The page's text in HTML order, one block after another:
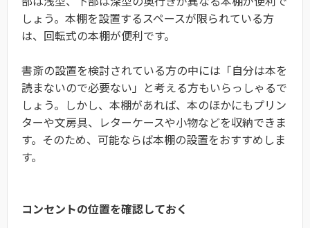
しょう。本棚を設置するスペースが限られている方
は、回転式の本棚が便利です。
書斎の設置を検討されている方の中には「自分は本を
読まないので必要ない」と考える方もいらっしゃるで
しょう。しかし、本棚があれば、本のほかにもプリン
ターや文房具、レターケースや小物などを収納できま
す。そのため、可能ならば本棚の設置をおすすめしま
す。
コンセントの位置を確認しておく